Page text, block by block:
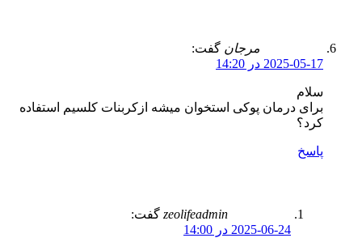
مرجان گفت:
2025-05-17 در 14:20
سلام
برای درمان پوکی استخوان میشه ازکربنات کلسیم استفاده
کرد؟
پاسخ
zeolifeadmin گفت:
2025-06-24 در 14:00